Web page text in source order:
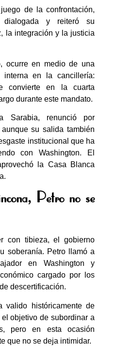
de la confrontación,
dialogada y reiteró su
la integración y la justicia
ocurre en medio de una
interna en la cancillería:
convierte en la cuarta
durante este mandato.
Sarabia, renunció por
aunque su salida también
institucional que ha
con Washington. El
la Casa Blanca
Petro no se
con tibieza, el gobierno
soberanía. Petro llamó a
en Washington y
cargado por los
descertificación.
valido históricamente de
objetivo de subordinar a
pero en esta ocasión
que no se deja intimidar.